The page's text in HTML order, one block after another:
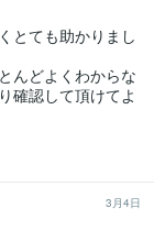
とても助かりまし
んどよくわからな
確認して頂けてよ
3月4日